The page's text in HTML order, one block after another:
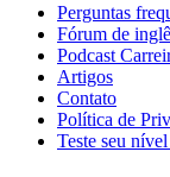
Perguntas
Fórum de
Podcast
Artigos
Contato
Política de
Teste seu